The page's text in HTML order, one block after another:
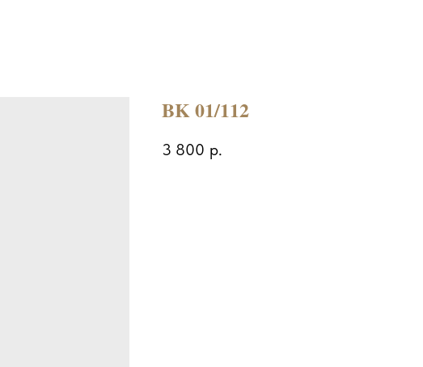
BK 01/112
3 800 р.